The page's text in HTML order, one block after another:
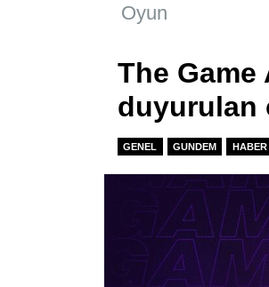
Oyun
The
duyurulan
GENEL GUNDEM HABER